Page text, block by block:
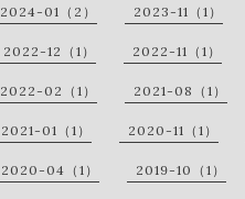
2024-01（2） 2023-11（1）
2022-12（1） 2022-11（1）
2022-02（1） 2021-08（1）
2021-01（1） 2020-11（1）
2020-04（1） 2019-10（1）